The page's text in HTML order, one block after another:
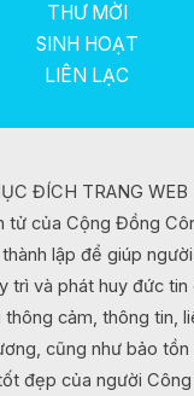
THƯ MỜI
SINH HOẠT
LIÊN LẠC
ĐÍCH TRANG WEB
tử của Cộng Đồng
lập để giúp
trì và phát huy đức
cảm, thông tin,
cũng như bảo tồn
đẹp của người